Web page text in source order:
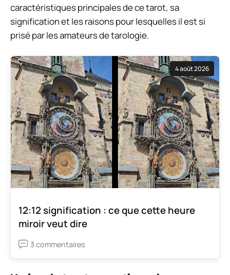
caractéristiques principales de ce tarot, sa
signification et les raisons pour lesquelles il est si
prisé par les amateurs de tarologie.
4 août 2026
12:12 signification : ce que cette heure
miroir veut dire
3 commentaires